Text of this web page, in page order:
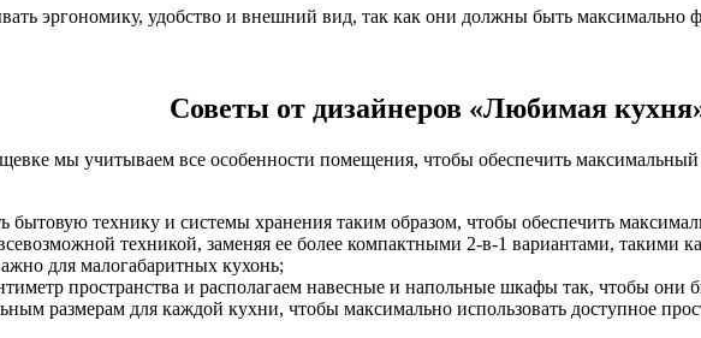
эргономику, удобство и внешний вид, так как они должны быть
Советы от дизайнеров «Любимая
мы учитываем все особенности помещения, чтобы обеспечить
бытовую технику и системы хранения таким образом, чтобы обеспечить
техникой, заменяя ее более компактными 2-в-1 вариантами, такими
для малогабаритных кухонь;
пространства и располагаем навесные и напольные шкафы так, чтобы
размерам для каждой кухни, чтобы максимально использовать доступное